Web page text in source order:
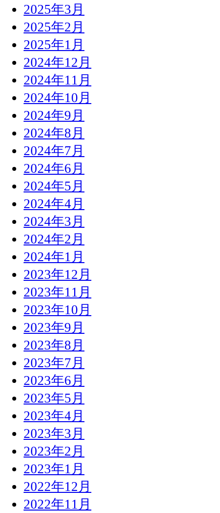
2025年3月
2025年2月
2025年1月
2024年12月
2024年11月
2024年10月
2024年9月
2024年8月
2024年7月
2024年6月
2024年5月
2024年4月
2024年3月
2024年2月
2024年1月
2023年12月
2023年11月
2023年10月
2023年9月
2023年8月
2023年7月
2023年6月
2023年5月
2023年4月
2023年3月
2023年2月
2023年1月
2022年12月
2022年11月